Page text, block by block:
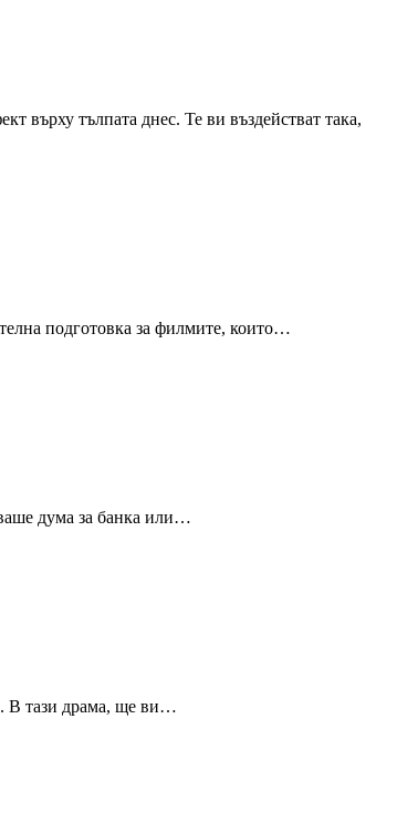
върху тълпата днес. Те ви въздействат така,
подготовка за филмите, които…
дума за банка или…
В тази драма, ще ви…